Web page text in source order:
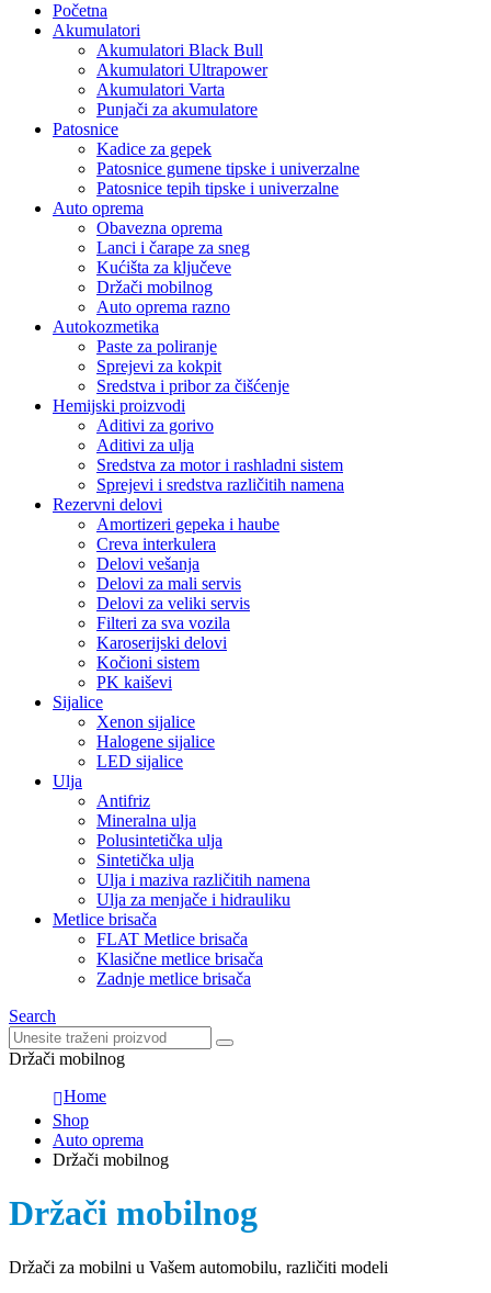
Početna
Akumulatori
Akumulatori Black Bull
Akumulatori Ultrapower
Akumulatori Varta
Punjači za akumulatore
Patosnice
Kadice za gepek
Patosnice gumene tipske i univerzalne
Patosnice tepih tipske i univerzalne
Auto oprema
Obavezna oprema
Lanci i čarape za sneg
Kućišta za ključeve
Držači mobilnog
Auto oprema razno
Autokozmetika
Paste za poliranje
Sprejevi za kokpit
Sredstva i pribor za čišćenje
Hemijski proizvodi
Aditivi za gorivo
Aditivi za ulja
Sredstva za motor i rashladni sistem
Sprejevi i sredstva različitih namena
Rezervni delovi
Amortizeri gepeka i haube
Creva interkulera
Delovi vešanja
Delovi za mali servis
Delovi za veliki servis
Filteri za sva vozila
Karoserijski delovi
Kočioni sistem
PK kaiševi
Sijalice
Xenon sijalice
Halogene sijalice
LED sijalice
Ulja
Antifriz
Mineralna ulja
Polusintetička ulja
Sintetička ulja
Ulja i maziva različitih namena
Ulja za menjače i hidrauliku
Metlice brisača
FLAT Metlice brisača
Klasične metlice brisača
Zadnje metlice brisača
Search
Držači mobilnog
Home
Shop
Auto oprema
Držači mobilnog
Držači mobilnog
Držači za mobilni u Vašem automobilu, različiti modeli